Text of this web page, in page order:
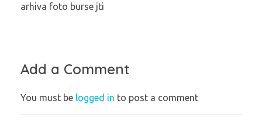
arhiva foto burse jti
Add a Comment
You must be logged in to post a comment